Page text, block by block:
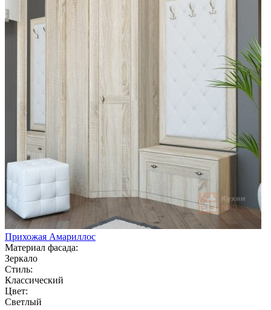
Прихожая Амариллос
Материал фасада:
Зеркало
Стиль:
Классический
Цвет:
Светлый